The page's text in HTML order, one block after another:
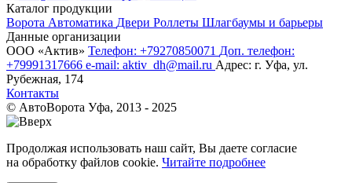
Каталог продукции
Ворота Автоматика Двери Роллеты Шлагбаумы и барьеры
Данные организации
ООО «‎Актив»‎ Телефон: +79270850071 Доп. телефон:
+79991317666 e-mail: aktiv_dh@mail.ru Адрес: г. Уфа, ул.
Рубежная, 174
Контакты
© АвтоВорота Уфа, 2013 - 2025
Продолжая использовать наш сайт, Вы даете согласие
на обработку файлов cookie. Читайте подробнее